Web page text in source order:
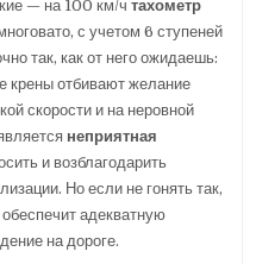
— на 100 км/чтахометр
с учетом 6 ступеней
так, как от него ожидаешь:
крены отбивают желание
скорости и на неровной
неприятная
и возблагодарить
Но если не гонять так,
адекватную
на дороге.